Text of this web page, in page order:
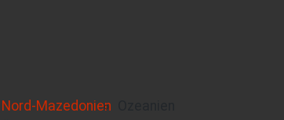
Nord-Mazedonien